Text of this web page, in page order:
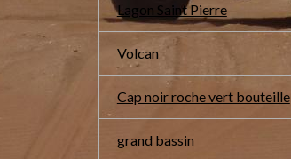
Lagon Saint Pierre
Volcan
Cap noir roche vert bouteille
grand bassin